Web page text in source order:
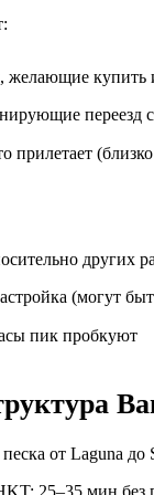
желающие купить
переезд
прилетает
других
(могут
пик пробкуют
от Laguna до
25–35 мин без